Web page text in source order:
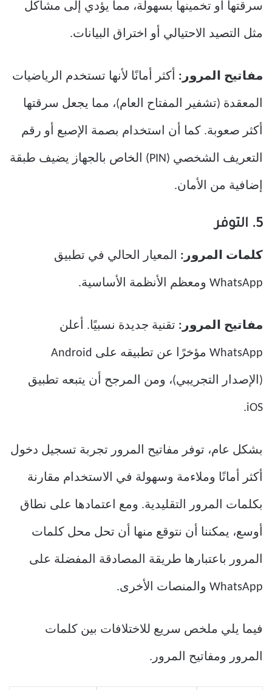
سرقتها أو تخمينها بسهولة، مما يؤدي إلى مشاكل
مثل التصيد الاحتيالي أو اختراق البيانات.
مفاتيح المرور: أكثر أمانًا لأنها تستخدم الرياضيات
المعقدة (تشفير المفتاح العام)، مما يجعل سرقتها
أكثر صعوبة. كما أن استخدام بصمة الإصبع أو رقم
التعريف الشخصي (PIN) الخاص بالجهاز يضيف طبقة
إضافية من الأمان.
5. التوفر
كلمات المرور: المعيار الحالي في تطبيق
WhatsApp ومعظم الأنظمة الأساسية.
مفاتيح المرور: تقنية جديدة نسبيًا. أعلن
WhatsApp مؤخرًا عن تطبيقه على Android
(الإصدار التجريبي)، ومن المرجح أن يتبعه تطبيق
iOS.
بشكل عام، توفر مفاتيح المرور تجربة تسجيل دخول
أكثر أمانًا وملاءمة وسهولة في الاستخدام مقارنة
بكلمات المرور التقليدية. ومع اعتمادها على نطاق
أوسع، يمكننا أن نتوقع منها أن تحل محل كلمات
المرور باعتبارها طريقة المصادقة المفضلة على
WhatsApp والمنصات الأخرى.
فيما يلي ملخص سريع للاختلافات بين كلمات
المرور ومفاتيح المرور.